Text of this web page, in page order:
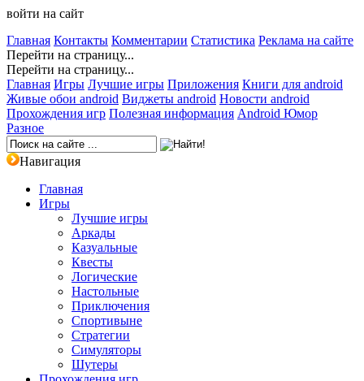
войти на сайт
Главная Контакты Комментарии Статистика Реклама на сайте
Перейти на страницу...
Перейти на страницу...
Главная Игры Лучшие игры Приложения Книги для android
Живые обои android Виджеты android Новости android
Прохождения игр Полезная информация Android Юмор
Разное
Навигация
Главная
Игры
Лучшие игры
Аркады
Казуальные
Квесты
Логические
Настольные
Приключения
Спортивыне
Стратегии
Симуляторы
Шутеры